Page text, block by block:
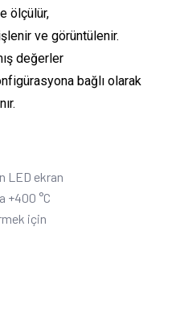
ölçülür,
ve görüntülenir.
değerler
bağlı olarak
LED ekran
+400 °C
için